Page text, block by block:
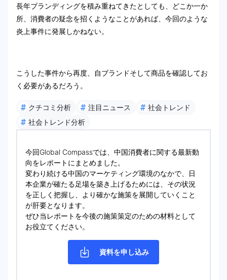
長年ブランディングを積み重ねてきたとしても、どこか一か
所、消費者の疑念を招くようなことがあれば、今回のような
炎上事件に発展しかねない。
こうした事件から再度、自ブランドそして商品を確認してお
く必要があるだろう。
# クチコミ分析 # 注目ニュース # 社会トレンド
# 社会トレンド分析
今回Global Compassでは、中国消費者に関する最新動
向をレポートにまとめました。
変わり続ける中国のマーケティング環境のなかで、日
本企業が確たる足場を築き上げるためには、その状況
を正しく把握し、より確かな施策を展開していくこと
が肝要となります。
ぜひ当レポートを今後の施策策定のための材料として
お役立てください。
資料を申し込み